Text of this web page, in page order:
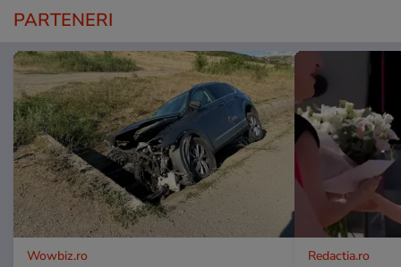
PARTENERI
Wowbiz.ro Redactia.ro